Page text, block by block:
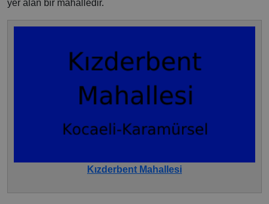
yer alan bir mahalledir.
Kızderbent Mahallesi